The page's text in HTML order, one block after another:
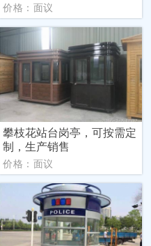
价格：面议
攀枝花站台岗亭，可按需定
制，生产销售
价格：面议